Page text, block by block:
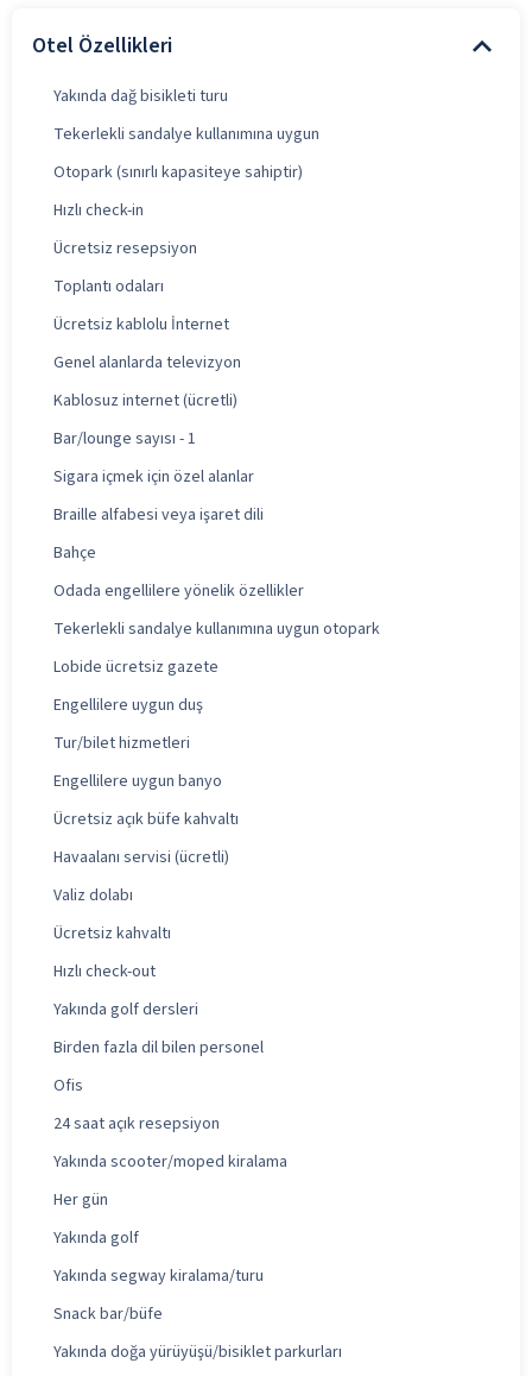
Otel Özellikleri
Yakında dağ bisikleti turu
Tekerlekli sandalye kullanımına uygun
Otopark (sınırlı kapasiteye sahiptir)
Hızlı check-in
Ücretsiz resepsiyon
Toplantı odaları
Ücretsiz kablolu İnternet
Genel alanlarda televizyon
Kablosuz internet (ücretli)
Bar/lounge sayısı - 1
Sigara içmek için özel alanlar
Braille alfabesi veya işaret dili
Bahçe
Odada engellilere yönelik özellikler
Tekerlekli sandalye kullanımına uygun otopark
Lobide ücretsiz gazete
Engellilere uygun duş
Tur/bilet hizmetleri
Engellilere uygun banyo
Ücretsiz açık büfe kahvaltı
Havaalanı servisi (ücretli)
Valiz dolabı
Ücretsiz kahvaltı
Hızlı check-out
Yakında golf dersleri
Birden fazla dil bilen personel
Ofis
24 saat açık resepsiyon
Yakında scooter/moped kiralama
Her gün
Yakında golf
Yakında segway kiralama/turu
Snack bar/büfe
Yakında doğa yürüyüşü/bisiklet parkurları